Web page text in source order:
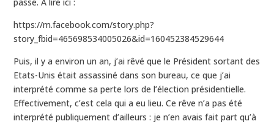
https://m.facebook.com/story.php?
story_fbid=465698534005026&id=160452384529644
Puis, il y a environ un an, j’ai rêvé que le Président sortant des
Etats-Unis était assassiné dans son bureau, ce que j’ai
interprété comme sa perte lors de l’élection présidentielle.
Effectivement, c’est cela qui a eu lieu. Ce rêve n’a pas été
interprété publiquement d’ailleurs : je n’en avais fait part qu’à